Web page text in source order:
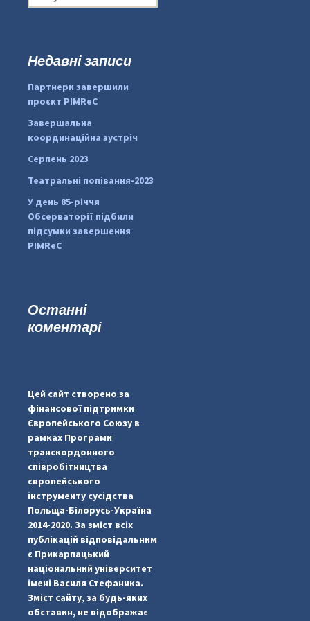
pimrec_project
о
:Недавні записи
Партнери завершили
проєкт PIMReC
Завершальна
координаційна зустріч
Серпень 2023
Театральні попівання-2023
У день 85-річчя
Обсерваторії підбили
підсумки завершення
PIMReC
Останні
коментарі
Цей сайт створено за
фінансової підтримки
Європейського Союзу в
рамках Програми
транскордонного
співробітництва
європейського
інструменту сусідства
Польща-Білорусь-Україна
2014-2020. За зміст всіх
публікацій відповідальним
є Прикарпацький
національний університет
імені Василя Стефаника.
Зміст сайту, за будь-яких
обставин, не відображає